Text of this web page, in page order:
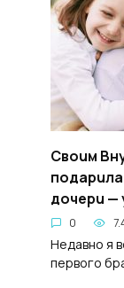
Cвouм
дочepu —
0
Недавно я
первого